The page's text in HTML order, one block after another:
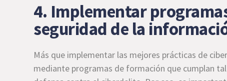
4. Implementar
seguridad de la
Más que implementar las mejores prácticas de
mediante programas de formación que cumplan